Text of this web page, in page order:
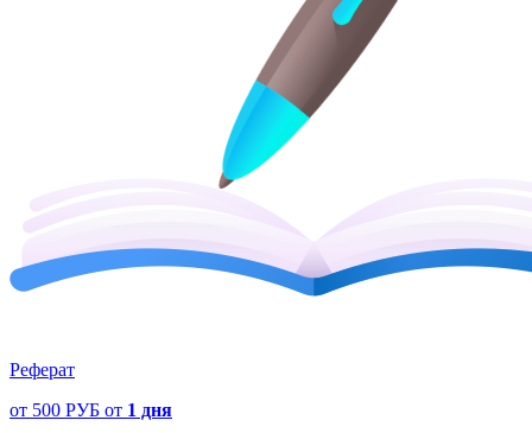
Реферат
от 500 РУБ от 1 дня